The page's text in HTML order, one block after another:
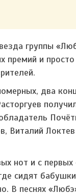
группы
премий и
два
Виталий
нот и с
сидят
В песнях